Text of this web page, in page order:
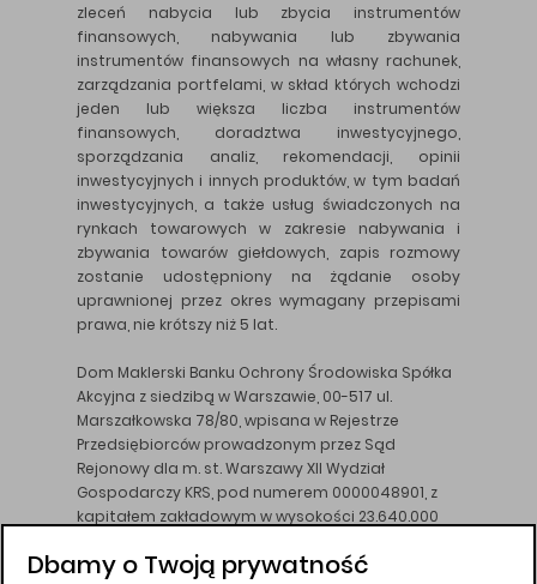
zleceń nabycia lub zbycia instrumentów
finansowych, nabywania lub zbywania
instrumentów finansowych na własny rachunek,
zarządzania portfelami, w skład których wchodzi
jeden lub większa liczba instrumentów
finansowych, doradztwa inwestycyjnego,
sporządzania analiz, rekomendacji, opinii
inwestycyjnych i innych produktów, w tym badań
inwestycyjnych, a także usług świadczonych na
rynkach towarowych w zakresie nabywania i
zbywania towarów giełdowych, zapis rozmowy
zostanie udostępniony na żądanie osoby
uprawnionej przez okres wymagany przepisami
prawa, nie krótszy niż 5 lat.
Dom Maklerski Banku Ochrony Środowiska Spółka
Akcyjna z siedzibą w Warszawie, 00-517 ul.
Marszałkowska 78/80, wpisana w Rejestrze
Przedsiębiorców prowadzonym przez Sąd
Rejonowy dla m. st. Warszawy XII Wydział
Gospodarczy KRS, pod numerem 0000048901, z
kapitałem zakładowym w wysokości 23.640.000
DM BOŚ działa na podstawie zezwolenia KNF z dnia
Dbamy o Twoją prywatność